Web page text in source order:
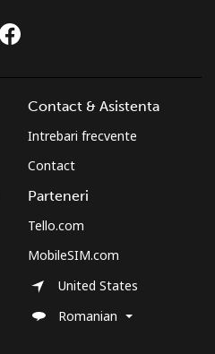
Contact & Asistenta
Intrebari frecvente
Contact
Parteneri
Tello.com
MobileSIM.com
United States
Romanian